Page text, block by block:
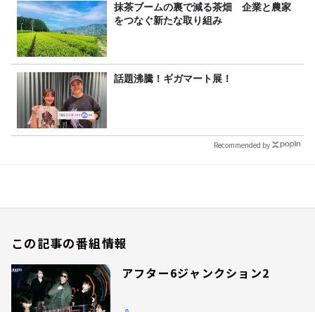
抹茶ブームの裏で減る茶畑 企業と農家
をつなぐ新たな取り組み
話題沸騰！ギガマート展！
Recommended by
この記事の番組情報
アフター6ジャンクション2